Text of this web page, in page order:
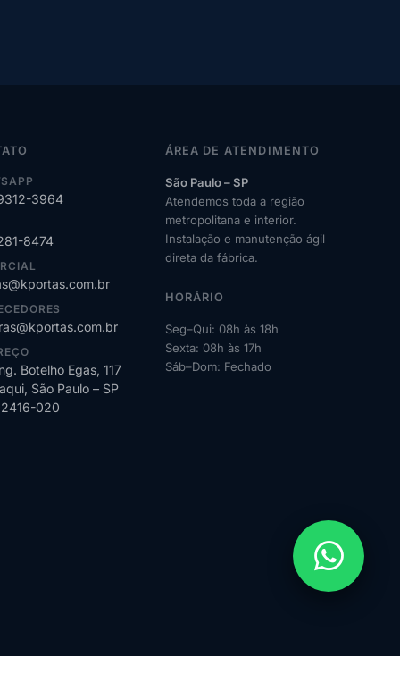
3964
8474
Botelho Egas, 117
São Paulo – SP
020
ÁREA DE ATENDIMENTO
São Paulo – SP
Atendemos toda a região
metropolitana e interior.
Instalação e manutenção ágil
direta da fábrica.
HORÁRIO
Seg–Qui: 08h às 18h
Sexta: 08h às 17h
Sáb–Dom: Fechado